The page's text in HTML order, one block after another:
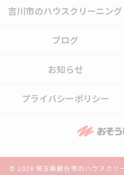
吉川市のハウスクリーニング
ブログ
お知らせ
プライバシーポリシー
© 2026 埼玉県越谷市のハウスクリ